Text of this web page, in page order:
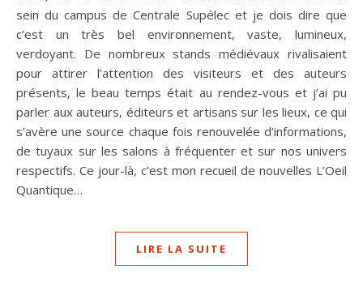
sein du campus de Centrale Supélec et je dois dire que
c’est un très bel environnement, vaste, lumineux,
verdoyant. De nombreux stands médiévaux rivalisaient
pour attirer l’attention des visiteurs et des auteurs
présents, le beau temps était au rendez-vous et j’ai pu
parler aux auteurs, éditeurs et artisans sur les lieux, ce qui
s’avère une source chaque fois renouvelée d’informations,
de tuyaux sur les salons à fréquenter et sur nos univers
respectifs. Ce jour-là, c’est mon recueil de nouvelles L’Oeil
Quantique…
LIRE LA SUITE